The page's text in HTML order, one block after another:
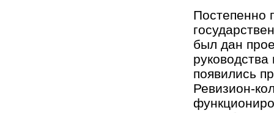
Постепенно
был дан
появились
Ревизион-